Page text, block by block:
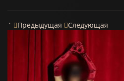
` Предыдущая Следующая